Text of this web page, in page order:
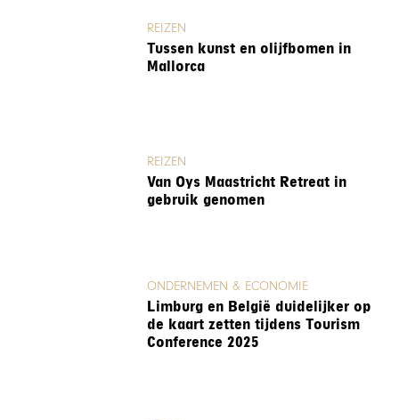
REIZEN
Tussen kunst en olijfbomen in
Mallorca
REIZEN
Van Oys Maastricht Retreat in
gebruik genomen
ONDERNEMEN & ECONOMIE
Limburg en België duidelijker op
de kaart zetten tijdens Tourism
Conference 2025